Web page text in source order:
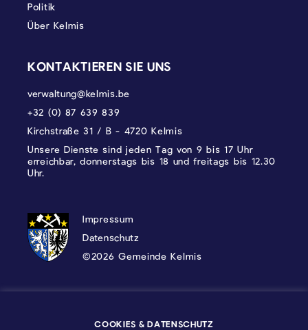
Politik
Über Kelmis
KONTAKTIEREN SIE UNS
verwaltung@kelmis.be
+32 (0) 87 639 839
Kirchstraße 31 / B - 4720 Kelmis
Unsere Dienste sind jeden Tag von 9 bis 17 Uhr
erreichbar, donnerstags bis 18 und freitags bis 12.30
Uhr.
DATENSCHUTZ, IMPRESSUM UND
Impressum
Datenschutz
©2026 Gemeinde Kelmis
COOKIES & DATENSCHUTZ